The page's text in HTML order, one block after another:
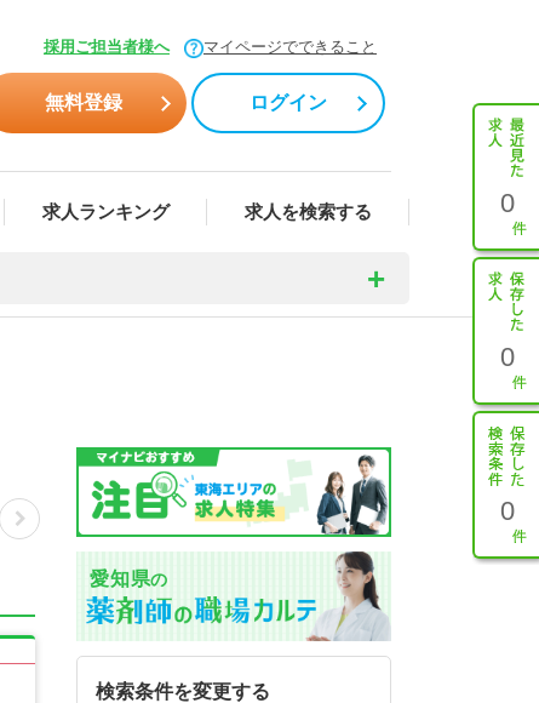
採用ご担当者様へ マイページでできること
無料登録 ログイン
求人ランキング 求人を検索する 0
0
0
愛知県の
検索条件を変更する